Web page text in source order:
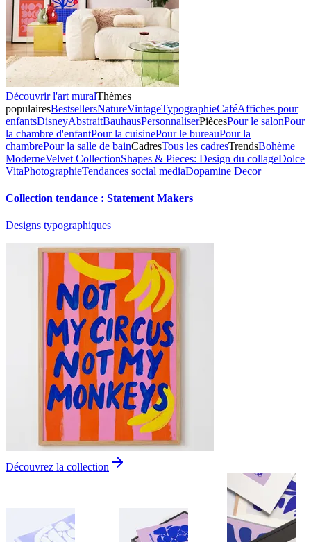
Découvrir l'art muralThèmes
populairesBestsellersNatureVintageTypographieCaféAffiches pour
enfantsDisneyAbstraitBauhausPersonnaliserPiècesPour le salonPour
la chambre d'enfantPour la cuisinePour le bureauPour la
chambrePour la salle de bainCadresTous les cadresTrendsBohème
ModerneVelvet CollectionShapes & Pieces: Design du collageDolce
VitaPhotographieTendances social mediaDopamine Decor
Collection tendance : Statement Makers
Designs typographiques
Découvrez la collection